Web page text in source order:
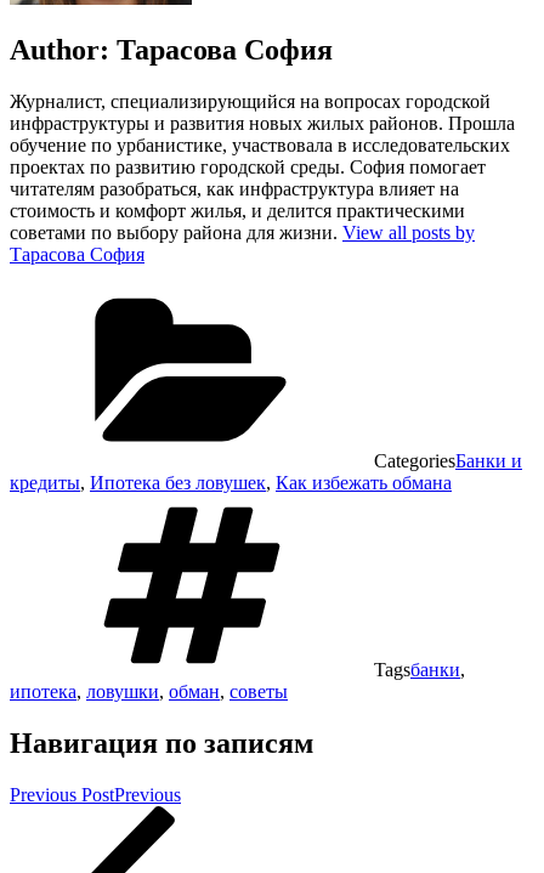
Author: Тарасова София
Журналист, специализирующийся на вопросах городской
инфраструктуры и развития новых жилых районов. Прошла
обучение по урбанистике, участвовала в исследовательских
проектах по развитию городской среды. София помогает
читателям разобраться, как инфраструктура влияет на
стоимость и комфорт жилья, и делится практическими
советами по выбору района для жизни. View all posts by
Тарасова София
CategoriesБанки и
кредиты, Ипотека без ловушек, Как избежать обмана
Tagsбанки,
ипотека, ловушки, обман, советы
Навигация по записям
Previous PostPrevious